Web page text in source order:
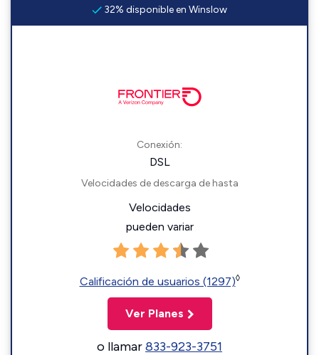
32% disponible en Winslow
Conexión:
DSL
Velocidades de descarga de hasta
Velocidades
pueden variar
Calificación de usuarios (1297)◊
Ver Planes
o llamar833-923-3751